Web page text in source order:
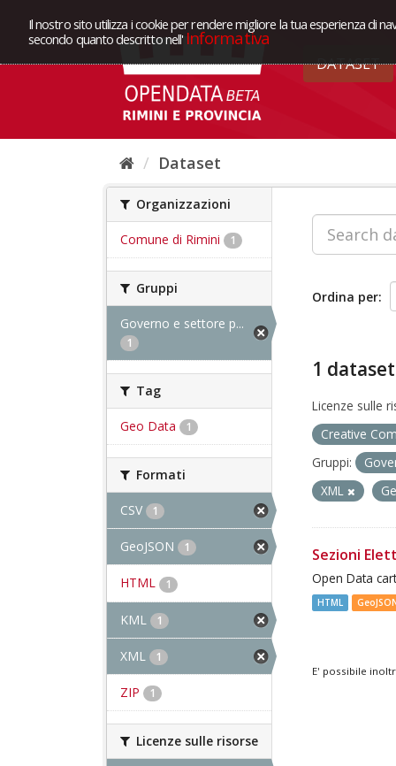
Il nostro sito utilizza i cookie per rendere migliore la tua esperienza di
secondo quanto descritto nell' Informativa
DATASET
Dataset
Organizzazioni
Comune di Rimini 1
Gruppi
Governo e settore p...
1
Tag
Geo Data 1
Formati
CSV 1
GeoJSON 1
HTML 1
KML 1
XML 1
ZIP 1
Licenze sulle risorse
Ordina per
1
Licenze sulle
Creative
Gruppi:
XML
Sezioni
Open Data
HTML
E' possibile